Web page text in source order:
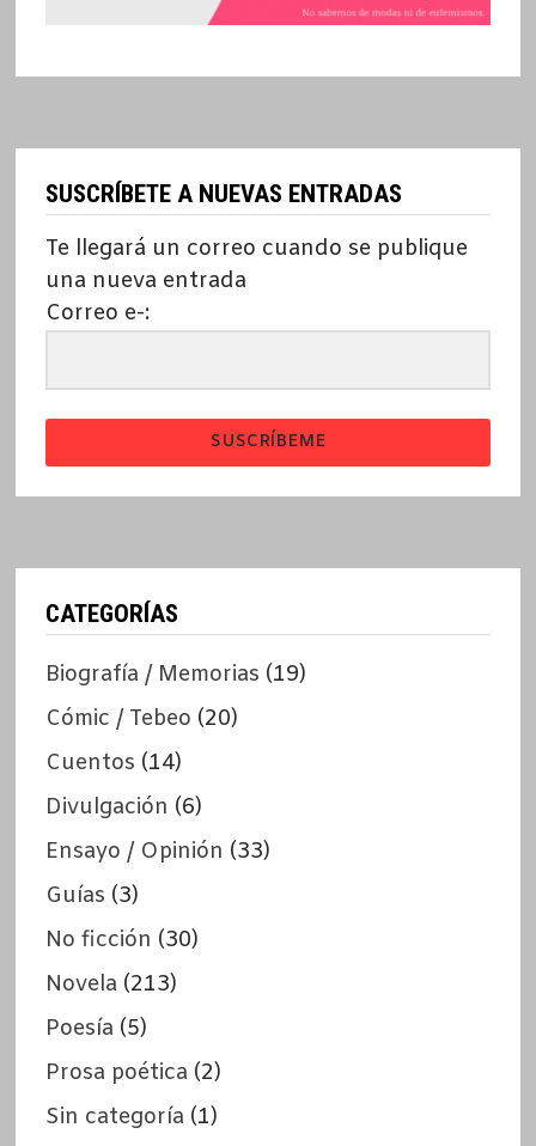
SUSCRÍBETE A NUEVAS ENTRADAS
Te llegará un correo cuando se publique
una nueva entrada
Correo e-:
SUSCRÍBEME
CATEGORÍAS
Biografía / Memorias (19)
Cómic / Tebeo (20)
Cuentos (14)
Divulgación (6)
Ensayo / Opinión (33)
Guías (3)
No ficción (30)
Novela (213)
Poesía (5)
Prosa poética (2)
Sin categoría (1)